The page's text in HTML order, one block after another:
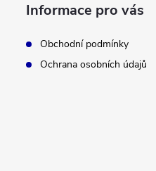
Informace pro vás
Obchodní podmínky
Ochrana osobních údajů